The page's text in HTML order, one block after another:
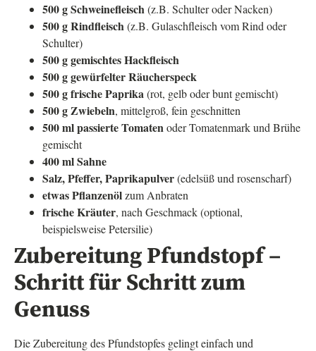
500 g Schweinefleisch(z.B. Schulter oder Nacken)
500 g Rindfleisch(z.B. Gulaschfleisch vom Rind oder
Schulter)
500 g gemischtes Hackfleisch
500 g gewürfelter Räucherspeck
500 g frische Paprika(rot, gelb oder bunt gemischt)
500 g Zwiebeln, mittelgroß, fein geschnitten
500 ml passierte Tomatenoder Tomatenmark und Brühe
gemischt
400 ml Sahne
Salz, Pfeffer, Paprikapulver(edelsüß und rosenscharf)
etwas Pflanzenölzum Anbraten
frische Kräuter, nach Geschmack (optional,
beispielsweise Petersilie)
Zubereitung Pfundstopf –
Schritt für Schritt zum
Genuss
Die Zubereitung des Pfundstopfes gelingt einfach und